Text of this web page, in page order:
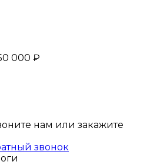
000 ₽
нам или закажите
звонок